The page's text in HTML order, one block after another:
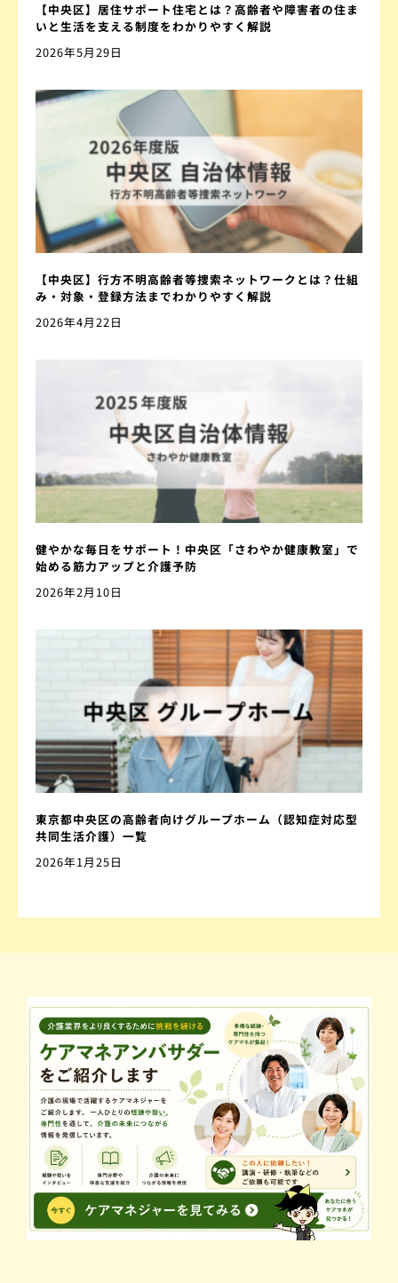
【中央区】居住サポート住宅とは？高齢者や障害者の住ま
いと生活を支える制度をわかりやすく解説
2026年5月29日
【中央区】行方不明高齢者等捜索ネットワークとは？仕組
み・対象・登録方法までわかりやすく解説
2026年4月22日
健やかな毎日をサポート！中央区「さわやか健康教室」で
始める筋力アップと介護予防
2026年2月10日
東京都中央区の高齢者向けグループホーム（認知症対応型
共同生活介護）一覧
2026年1月25日